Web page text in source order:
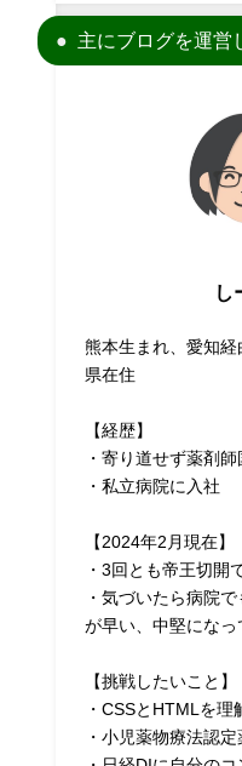
主にブログを運営
し
熊本生まれ、愛知
県在住
【経歴】
・寄り道せず薬剤
・私立病院に入社
【2024年2月現在】
・3回とも帝王切開
・気づいたら病院
が早い、中堅になっ
【挑戦したいこと】
・CSSとHTMLを理
・小児薬物療法認